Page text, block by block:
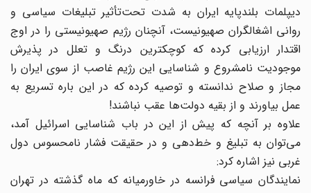
دیپلمات بلندپایه ایران به شدت تحت‌تأثیر تبلیغات سیاسی و
روانی اشغالگران صهیونیست، آنچنان رژیم صهیونیستی را در اوج
اقتدار ارزیابی کرده که کوچکترین درنگ و تعلل در پذیرش
موجودیت نامشروع و شناسایی این رژیم غاصب از سوی ایران را
مجاز و صلاح ندانسته و توصیه کرده که در این باره تسریع به
عمل بیاورند و از بقیه دولت‌ها عقب نباشند!
علاوه بر آنچه که پیش از این در باب شناسایی اسرائیل آمد،
می‌توان به تبلیغ و خط‌دهی و در حقیقت فشار نامحسوس دول
غربی نیز اشاره کرد:
نمایندگان سیاسی فرانسه در خاورمیانه که ماه گذشته در تهران